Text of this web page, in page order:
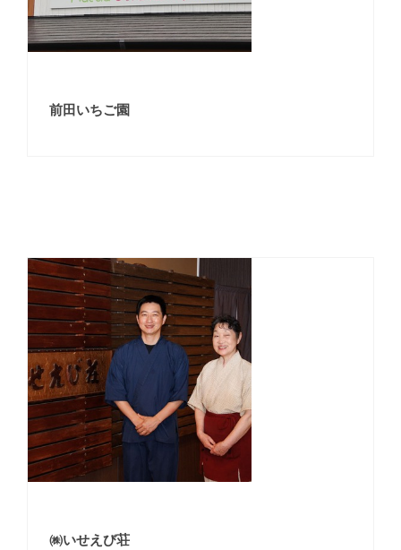
前田いちご園
㈱いせえび荘